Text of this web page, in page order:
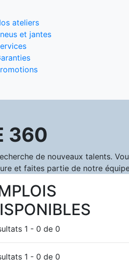
ateliers
et jantes
360
de nouveaux talents.
et faites partie de notre
1 - 0 de 0
1 - 0 de 0